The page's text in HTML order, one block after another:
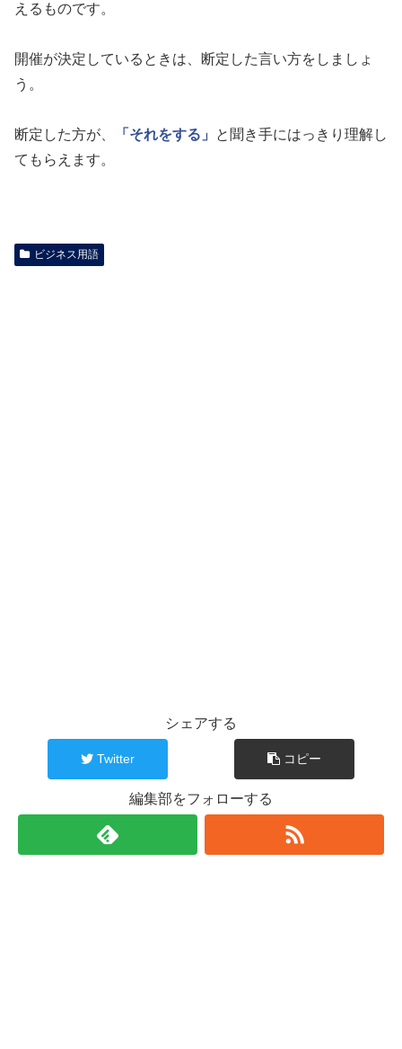
えるものです。
開催が決定しているときは、断定した言い方をしましょ
う。
断定した方が、 「それをする」
と聞き手にはっきり理解し
てもらえます。
ビジネス用語
シェアする
Twitter コピー
編集部をフォローする